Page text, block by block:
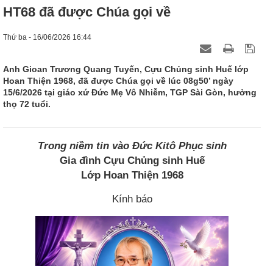
HT68 đã được Chúa gọi về
Thứ ba - 16/06/2026 16:44
Anh Gioan Trương Quang Tuyến, Cựu Chủng sinh Huế lớp
Hoan Thiện 1968, đã được Chúa gọi về lúc 08g50’ ngày
15/6/2026 tại giáo xứ Đức Mẹ Vô Nhiễm, TGP Sài Gòn, hưởng
thọ 72 tuổi.
Trong niềm tin vào Đức Kitô Phục sinh
Gia đình Cựu Chủng sinh Huế
Lớp Hoan Thiện 1968
Kính báo